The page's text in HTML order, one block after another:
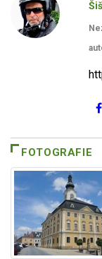
FOTOGRAFIE